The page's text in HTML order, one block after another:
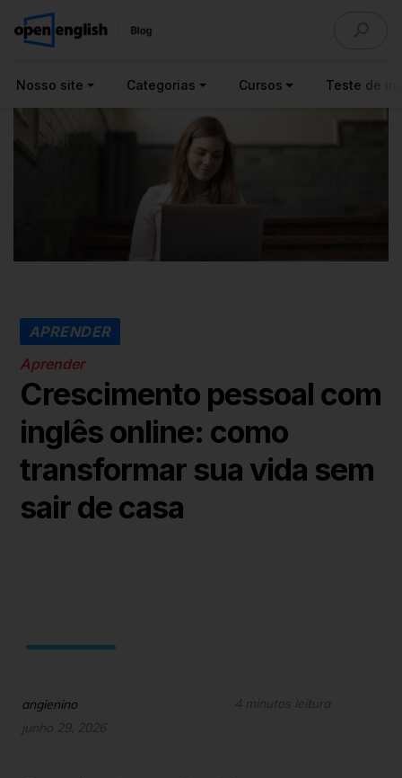
Nosso site Categorias Cursos Teste de
APRENDER
Aprender
Crescimento pessoal com
inglês online: como
transformar sua vida sem
sair de casa
angienino
junho 29, 2026
4 minutos leitura